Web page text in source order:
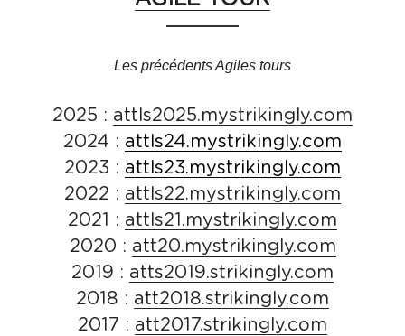
Les précédents Agiles tours
2025 : attls2025.mystrikingly.com
2024 : attls24.mystrikingly.com
2023 : attls23.mystrikingly.com
2022 : attls22.mystrikingly.com
2021 : attls21.mystrikingly.com
2020 : att20.mystrikingly.com
2019 : atts2019.strikingly.com
2018 : att2018.strikingly.com
2017 : att2017.strikingly.com